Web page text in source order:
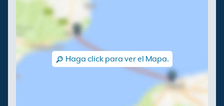
Haga click para ver el Mapa.